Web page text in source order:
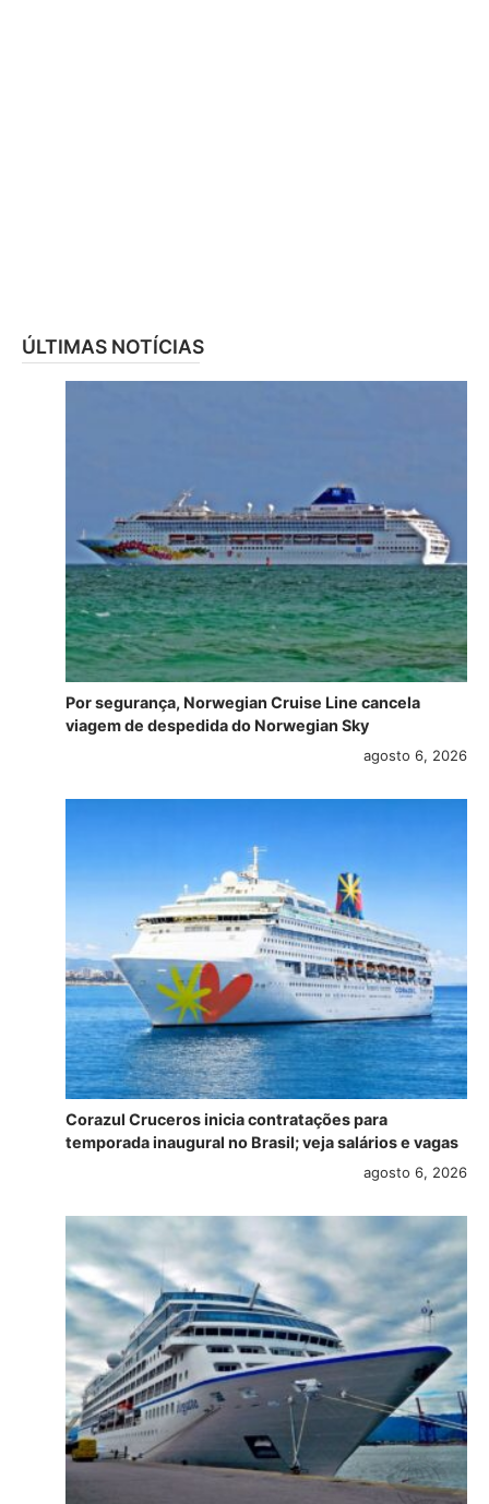
ÚLTIMAS NOTÍCIAS
Por segurança, Norwegian Cruise Line cancela
viagem de despedida do Norwegian Sky
agosto 6, 2026
Corazul Cruceros inicia contratações para
temporada inaugural no Brasil; veja salários e vagas
agosto 6, 2026